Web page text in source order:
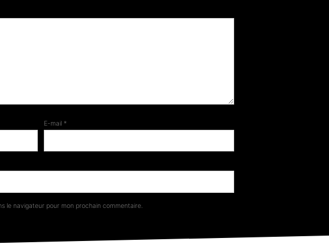
E-mail *
le navigateur pour mon prochain commentaire.